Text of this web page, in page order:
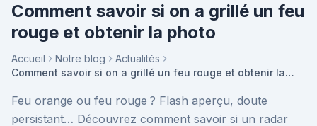
Comment savoir si on a grillé un feu
rouge et obtenir la photo
Accueil Notre blog
Actualités
Comment savoir si on a grillé un feu rouge et obtenir la photo
Feu orange ou feu rouge ? Flash aperçu, doute
persistant… Découvrez comment savoir si un radar